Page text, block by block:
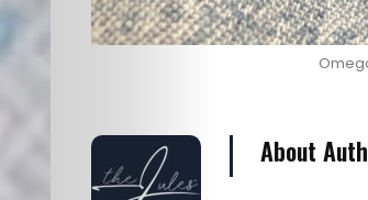
About